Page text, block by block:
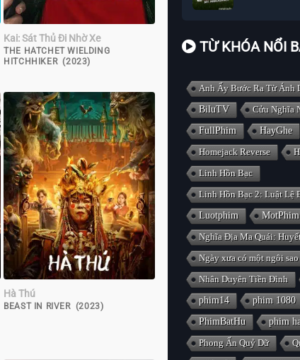
Kai: Sát Thủ Đi Nhờ Xe
THE HATCHET WIELDING
HITCHHIKER (2023)
Hà Thú
BEAST IN RIVER (2023)
TỪ KHÓA NỔI
Anh Ấy Bước Ra Từ Ánh
BiluTV
Cửu Nghĩa
FullPhim
HayGhe
Homejack Reverse
Linh Hồn Bạc
Linh Hồn Bạc 2: Luật Lệ
Luotphim
MotPhim
Nghĩa Địa Ma Quái:
Ngày xưa có một ngôi sao
Nhân Duyên Tiền Đình
phim14
phim 1080
PhimBatHu
phim
Phong Ấn Quỷ Dữ